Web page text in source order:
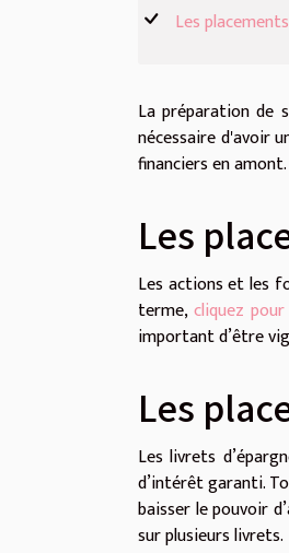
Les
La préparation de
nécessaire d'avoir
financiers en
Les
Les actions et les
terme,cliquez
important d’être
Les
Les livrets
d’intérêt garanti.
baisser le pouvoir
sur plusieurs livrets.